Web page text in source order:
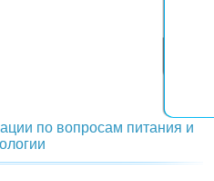
по вопросам питания и